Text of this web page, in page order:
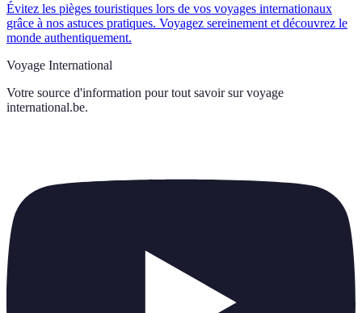
Évitez les pièges touristiques lors de vos voyages internationaux
grâce à nos astuces pratiques. Voyagez sereinement et découvrez le
monde authentiquement.
Voyage International
Votre source d'information pour tout savoir sur voyage
international.be.